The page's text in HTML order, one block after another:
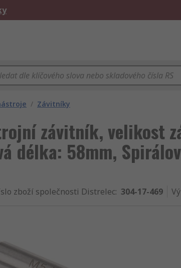
/ Závitníky
závitník, velikost
délka: 58mm,
zboží společnosti Distrelec: 304-17-469